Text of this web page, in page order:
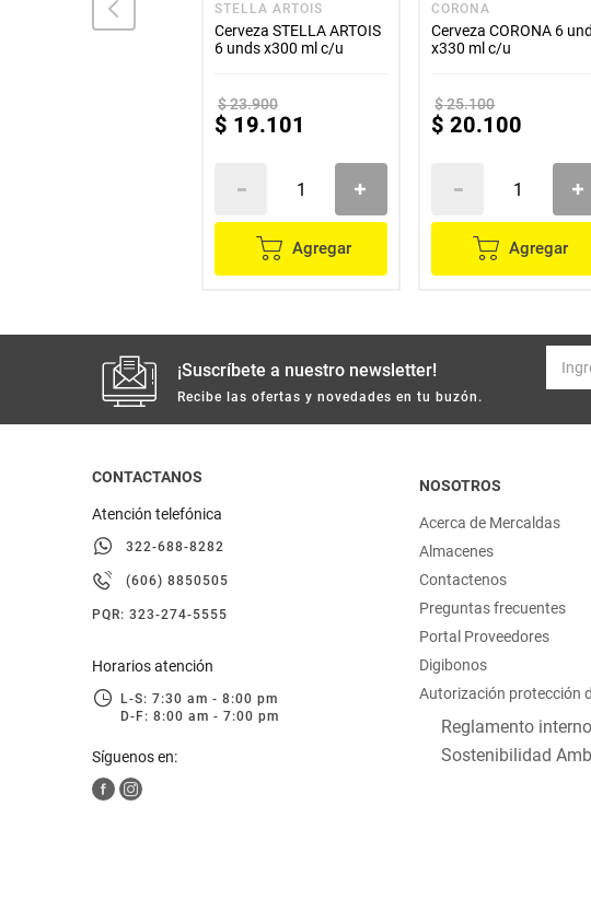
HEINEKEN
STELLA ARTOIS
Cerveza STELLA ARTOIS
6 unds x300 ml c/u
$23.900
$ 19.101
Agregar
CORONA
Cerveza CORONA 6
x330 ml c/u
$25.100
$ 20.100
Agregar
¡Suscríbete a nuestro newsletter!
Recibe las ofertas y novedades en tu buzón.
CONTACTANOS
Atención telefónica
322-688-8282
(606) 8850505
PQR: 323-274-5555
Horarios atención
L-S: 7:30 am - 8:00 pm
D-F: 8:00 am - 7:00 pm
Síguenos en:
NOSOTROS
Acerca de Mercaldas
Almacenes
Contactenos
Preguntas frecuentes
Portal Proveedores
Digibonos
Autorización protección
Reglamento
Sostenibilidad